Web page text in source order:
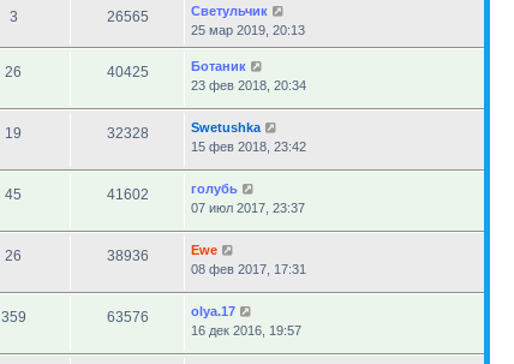
3 26565
Светульчик
25 мар 2019, 20:13
26 40425
Ботаник
23 фев 2018, 20:34
19 32328
Swetushka
15 фев 2018, 23:42
45 41602
голубь
07 июл 2017, 23:37
26 38936
Ewe
08 фев 2017, 17:31
359 63576
olya.17
16 дек 2016, 19:57